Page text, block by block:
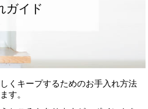
ガイド
くキープするためのお手入れ方法
す。